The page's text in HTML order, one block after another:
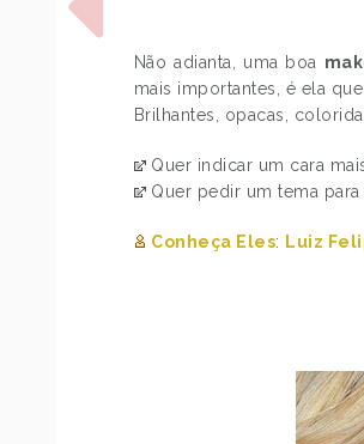
Não adianta, uma boa
mais importantes, é ela
Brilhantes, opacas,
Quer indicar um cara
Quer pedir um tema para
Conheça Eles: Luiz
CHOQUE